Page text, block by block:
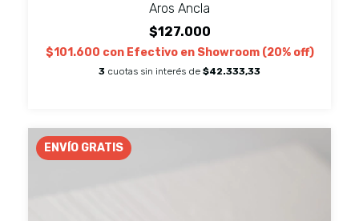
Aros Ancla
$127.000
$101.600 con Efectivo en Showroom (20% off)
3 cuotas sin interés de $42.333,33
ENVÍO GRATIS